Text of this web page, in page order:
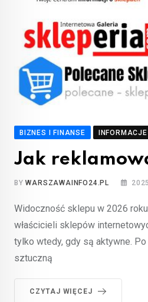
BIZNES I FINANSE INFORMACJE
Jak
BYWARSZAWAINFO24.PL
Widoczność sklepu w 2026
właścicieli sklepów
tylko wtedy, gdy są aktywne.
sztuczną
CZYTAJ WIĘCEJ